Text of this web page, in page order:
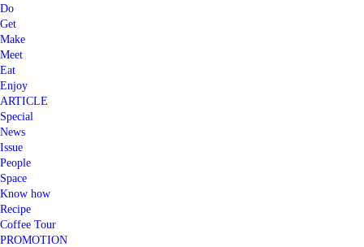
Do
Get
Make
Meet
Eat
Enjoy
ARTICLE
Special
News
Issue
People
Space
Know how
Recipe
Coffee Tour
PROMOTION